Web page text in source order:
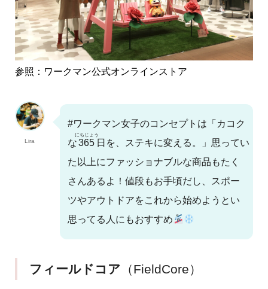
参照：ワークマン公式オンラインストア
Lira
#ワークマン女子のコンセプトは「カコク
な365
にちじょう
日を、ステキに変える。」思ってい
た以上にファッショナブルな商品もたく
さんあるよ！値段もお手頃だし、スポー
ツやアウトドアをこれから始めようとい
思ってる人にもおすすめ
フィールドコア （FieldCore）